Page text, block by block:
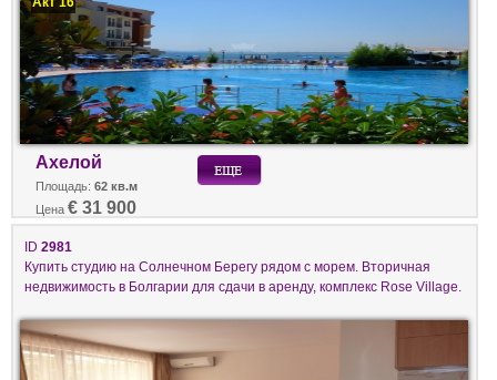
Ахелой
Площадь: 62 кв.м
Цена € 31 900
ID 2981
Купить студию на Солнечном Берегу рядом с морем. Вторичная
недвижимость в Болгарии для сдачи в аренду, комплекс Rose Village.